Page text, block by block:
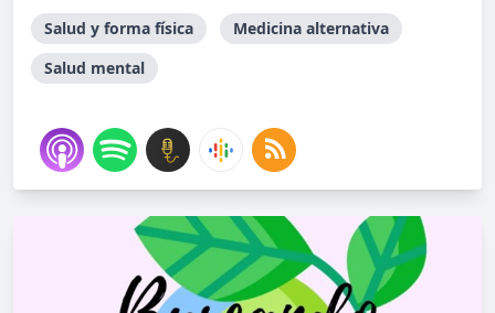
Salud y forma física
Medicina alternativa
Salud mental